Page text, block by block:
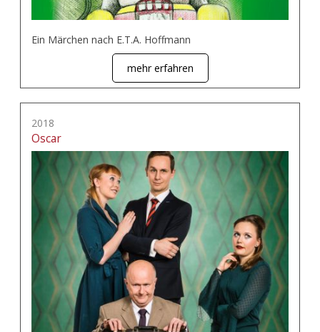
Ein Märchen nach E.T.A. Hoffmann
mehr erfahren
2018
Oscar